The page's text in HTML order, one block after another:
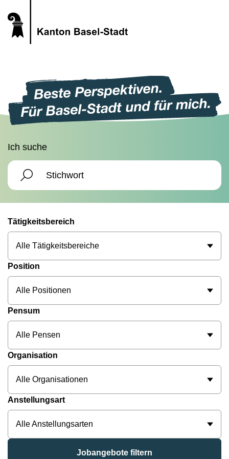
Ich suche
Tätigkeitsbereich
Alle Tätigkeitsbereiche
Position
Alle Positionen
Pensum
Alle Pensen
Organisation
Alle Organisationen
Anstellungsart
Alle Anstellungsarten
Jobangebote filtern